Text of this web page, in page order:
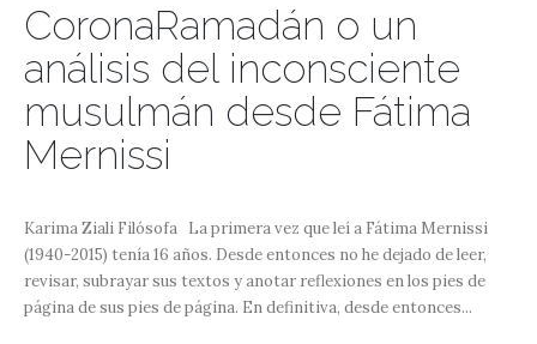
CoronaRamadán o un
análisis del inconsciente
musulmán desde Fátima
Mernissi
Karima Ziali Filósofa La primera vez que leí a Fátima Mernissi
(1940-2015) tenía 16 años. Desde entonces no he dejado de leer,
revisar, subrayar sus textos y anotar reflexiones en los pies de
página de sus pies de página. En definitiva, desde entonces...